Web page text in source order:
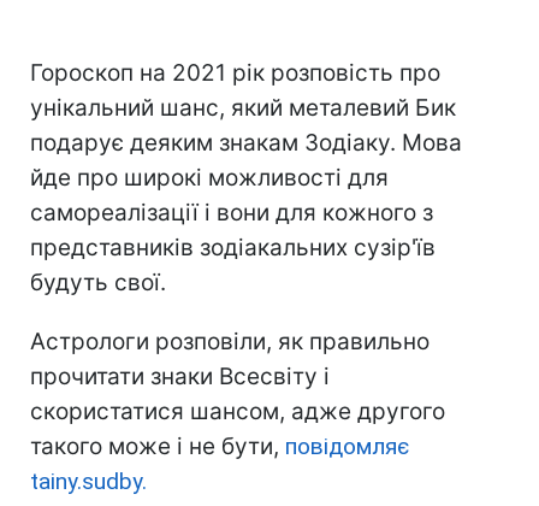
Гороскоп на 2021 рік розповість про
унікальний шанс, який металевий Бик
подарує деяким знакам Зодіаку. Мова
йде про широкі можливості для
самореалізації і вони для кожного з
представників зодіакальних сузір'їв
будуть свої.
Астрологи розповіли, як правильно
прочитати знаки Всесвіту і
скористатися шансом, адже другого
такого може і не бути, повідомляє
tainy.sudby.